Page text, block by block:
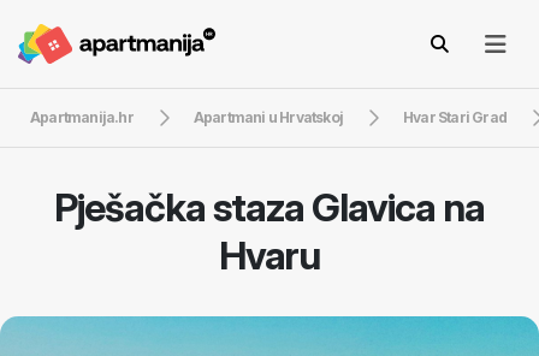
Apartmanija.hr Apartmani u Hrvatskoj Hvar Stari Grad
Pješačka staza Glavica na
Hvaru